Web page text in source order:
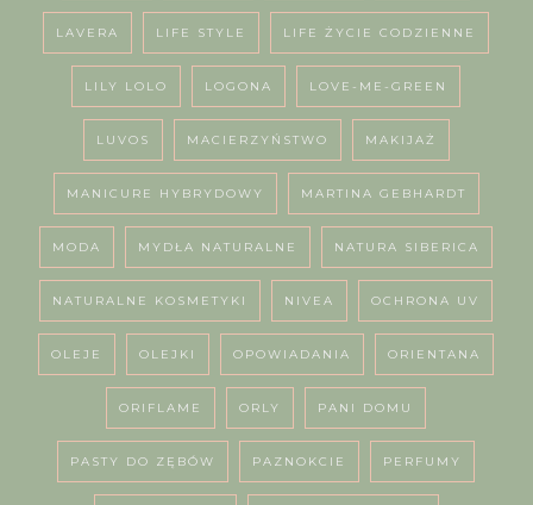
LAVERA LIFE STYLE LIFE ŻYCIE CODZIENNE
LILY LOLO LOGONA LOVE-ME-GREEN
LUVOS MACIERZYŃSTWO MAKIJAŻ
MANICURE HYBRYDOWY MARTINA GEBHARDT
MODA MYDŁA NATURALNE NATURA SIBERICA
NATURALNE KOSMETYKI NIVEA OCHRONA UV
OLEJE OLEJKI OPOWIADANIA ORIENTANA
ORIFLAME ORLY PANI DOMU
PASTY DO ZĘBÓW PAZNOKCIE PERFUMY